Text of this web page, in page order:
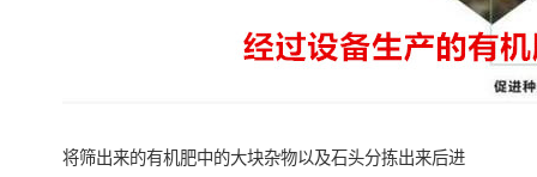
将筛出来的有机肥中的大块杂物以及石头分拣出来后进